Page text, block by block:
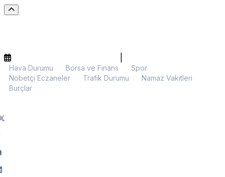
Hava Durumu Borsa ve Finans
Spor
Nöbetçi Eczaneler
Trafik Durumu
Namaz Vakitleri
Burçlar